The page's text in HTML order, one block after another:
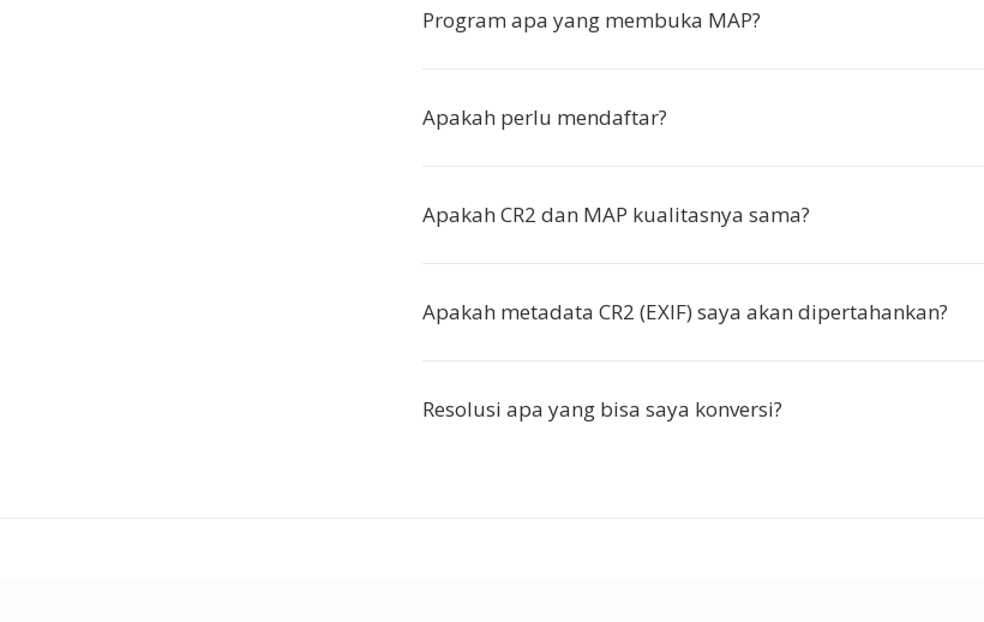
Program apa yang membuka MAP?
Apakah perlu mendaftar?
Apakah CR2 dan MAP kualitasnya sama?
Apakah metadata CR2 (EXIF) saya akan dipertahankan?
Resolusi apa yang bisa saya konversi?